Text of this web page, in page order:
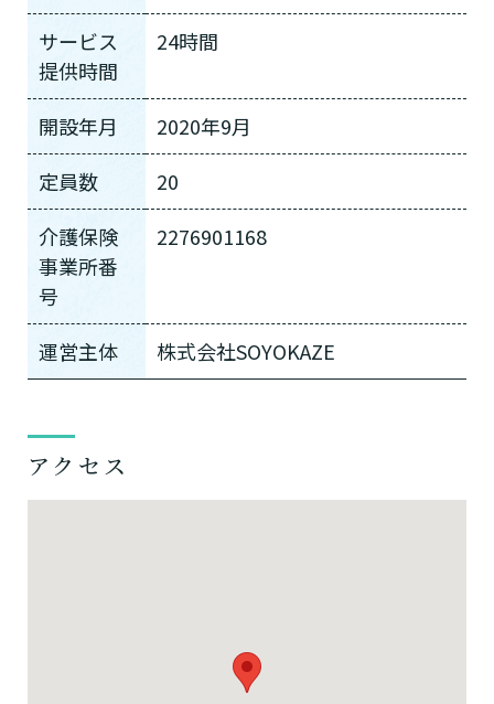
サービス
提供時間
24時間
開設年月
2020年9月
定員数
20
介護保険
事業所番
号
2276901168
運営主体 株式会社SOYOKAZE
アクセス